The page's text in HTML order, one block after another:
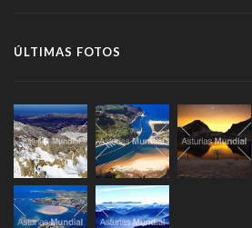
ÚLTIMAS FOTOS